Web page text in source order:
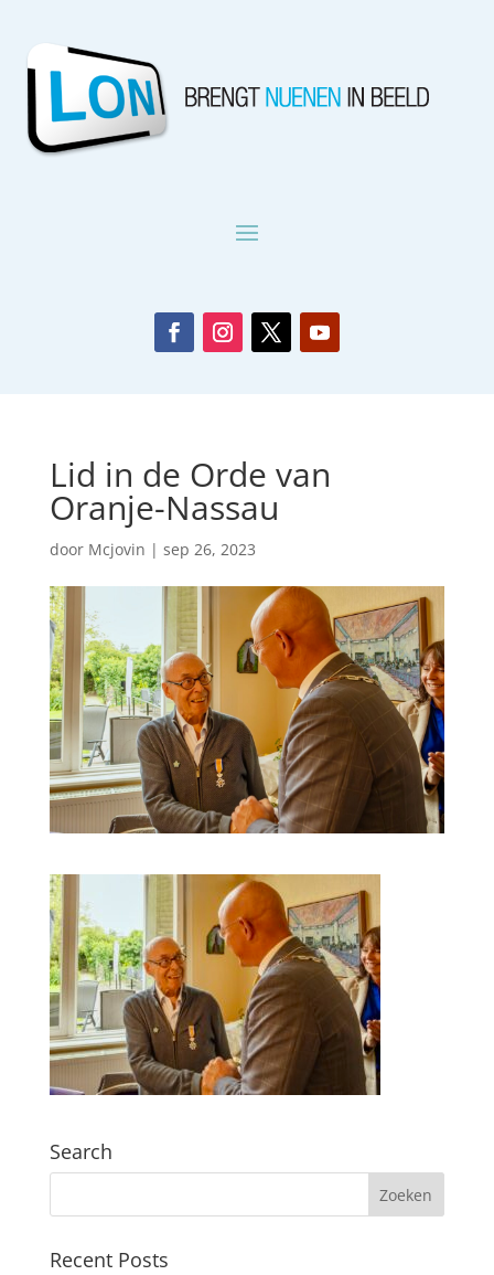
Lid in de Orde van
Oranje-Nassau
door Mcjovin | sep 26, 2023
Search
Recent Posts